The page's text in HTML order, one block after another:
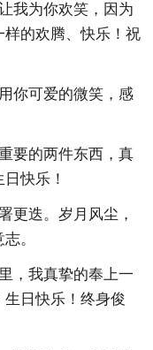
我为你欢笑，因为
的欢腾、快乐！祝
你可爱的微笑，感
要的两件东西，真
快乐！
更迭。岁月风尘，
。
，我真挚的奉上一
日快乐！终身俊